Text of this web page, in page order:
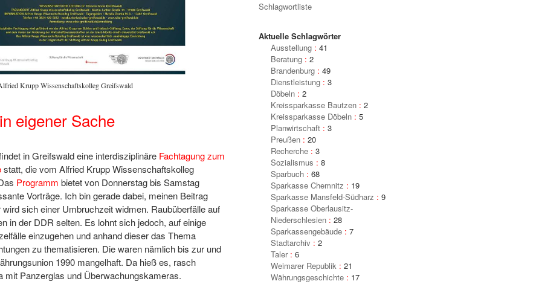
Krupp Wissenschaftskolleg Greifswald
eigener Sache
in Greifswald eine interdisziplinäre Fachtagung zum
statt, die vom Alfried Krupp Wissenschaftskolleg
Programm bietet von Donnerstag bis Samstag
Vorträge. Ich bin gerade dabei, meinen Beitrag
sich einer Umbruchzeit widmen. Raubüberfälle auf
in der DDR selten. Es lohnt sich jedoch, auf einige
einzugehen und anhand dieser das Thema
zu thematisieren. Die waren nämlich bis zur und
1990 mangelhaft. Da hieß es, rasch
mit Panzerglas und Überwachungskameras.
Schlagwortliste
Aktuelle Schlagwörter
Ausstellung: 41
Beratung: 2
Brandenburg: 49
Dienstleistung: 3
Döbeln: 2
Kreissparkasse Bautzen: 2
Kreissparkasse Döbeln: 5
Planwirtschaft: 3
Preußen: 20
Recherche: 3
Sozialismus : 8
Sparbuch: 68
Sparkasse Chemnitz : 19
Sparkasse Mansfeld-Südharz : 9
Sparkasse Oberlausitz-
Niederschlesien: 28
Sparkassengebäude: 7
Stadtarchiv : 2
Taler: 6
Weimarer Republik: 21
Währungsgeschichte: 17